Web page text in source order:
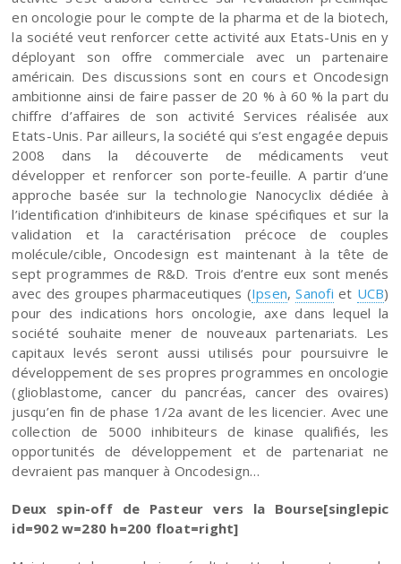
en oncologie pour le compte de la pharma et de la biotech,
la société veut renforcer cette activité aux Etats-Unis en y
déployant son offre commerciale avec un partenaire
américain. Des discussions sont en cours et Oncodesign
ambitionne ainsi de faire passer de 20 % à 60 % la part du
chiffre d’affaires de son activité Services réalisée aux
Etats-Unis. Par ailleurs, la société qui s’est engagée depuis
2008 dans la découverte de médicaments veut
développer et renforcer son porte-feuille. A partir d’une
approche basée sur la technologie Nanocyclix dédiée à
l’identification d’inhibiteurs de kinase spécifiques et sur la
validation et la caractérisation précoce de couples
molécule/cible, Oncodesign est maintenant à la tête de
sept programmes de R&D. Trois d’entre eux sont menés
avec des groupes pharmaceutiques (Ipsen,Sanofi et UCB)
pour des indications hors oncologie, axe dans lequel la
société souhaite mener de nouveaux partenariats. Les
capitaux levés seront aussi utilisés pour poursuivre le
développement de ses propres programmes en oncologie
(glioblastome, cancer du pancréas, cancer des ovaires)
jusqu’en fin de phase 1/2a avant de les licencier. Avec une
collection de 5000 inhibiteurs de kinase qualifiés, les
opportunités de développement et de partenariat ne
devraient pas manquer à Oncodesign…
Deux spin-off de Pasteur vers la Bourse[singlepic
id=902 w=280 h=200 float=right]